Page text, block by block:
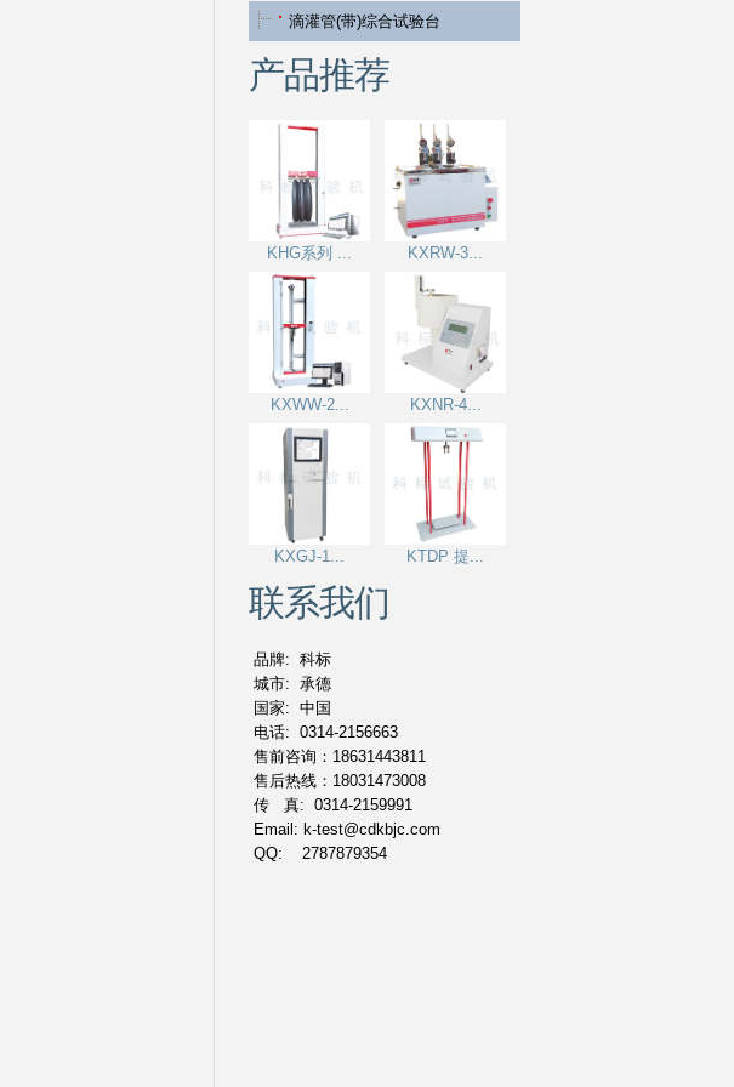
滴灌管(带)综合试验台
产品推荐
KHG系列 ... KXRW-3...
KXWW-2... KXNR-4...
KXGJ-1... KTDP 提...
联系我们
品牌: 科标
城市: 承德
国家: 中国
电话: 0314-2156663
售前咨询：18631443811
售后热线：18031473008
传 真: 0314-2159991
Email: k-test@cdkbjc.com
QQ: 2787879354